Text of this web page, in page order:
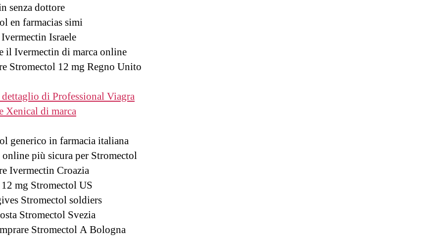
senza dottore
en farmacias simi
Israele
il Ivermectin di marca online
Stromectol 12 mg Regno Unito
dettaglio di Professional Viagra
Xenical di marca
generico in farmacia italiana
online più sicura per Stromectol
Ivermectin Croazia
mg Stromectol US
Stromectol soldiers
Stromectol Svezia
Stromectol A Bologna